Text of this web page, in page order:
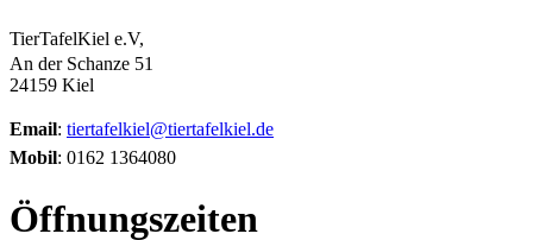
TierTafelKiel e.V,
An der Schanze 51
24159 Kiel
Email: tiertafelkiel@tiertafelkiel.de
Mobil: 0162 1364080
Öffnungszeiten